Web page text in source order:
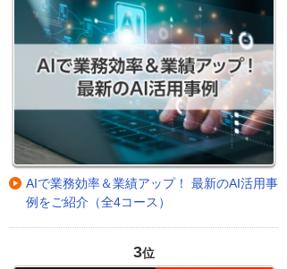
AIで業務効率＆業績アップ！ 最新のAI活用事
例をご紹介（全4コース）
3位